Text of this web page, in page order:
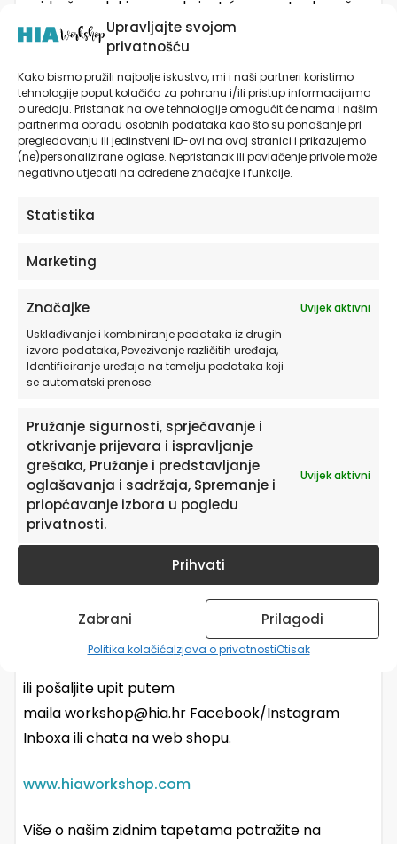
Upravljajte svojom
privatnošću
Kako bismo pružili najbolje iskustvo, mi i naši partneri koristimo
tehnologije poput kolačića za pohranu i/ili pristup informacijama
o uređaju. Pristanak na ove tehnologije omogućit će nama i našim
partnerima obradu osobnih podataka kao što su ponašanje pri
pregledavanju ili jedinstveni ID-ovi na ovoj stranici i prikazujemo
(ne)personalizirane oglase. Nepristanak ili povlačenje privole može
negativno utjecati na određene značajke i funkcije.
Statistika
Marketing
Značajke
Uvijek aktivni
Usklađivanje i kombiniranje podataka iz drugih
izvora podataka, Povezivanje različitih uređaja,
Identificiranje uređaja na temelju podataka koji
se automatski prenose.
Pružanje sigurnosti, sprječavanje i
otkrivanje prijevara i ispravljanje
grešaka, Pružanje i predstavljanje
oglašavanja i sadržaja, Spremanje i
priopćavanje izbora u pogledu
privatnosti.
Uvijek aktivni
Prihvati
Zabrani Prilagodi
Politika kolačićaIzjava o privatnostiOtisak
najdražom dekicom pobrinut će se za to da vaše
dijete lakše pređe u vlastitu sobu. Osim toga, može
u njoj beskrajno uživati!
Osim toga, zidne naljepnice za dječju sobu ili dječje
tapete ne moraju biti samo dekorativne. One u
sebi mogu sadržavati i edukativni element, poput
karte svijeta. Mogu biti i ultra zabavne ako
boja, kad kupujete dekorativne dječje tapete ili
naljepnice obratite pažnju na to da su prigodne za
postavljanje u dječjim sobama. Provjerite da ne
sadrže nikakve štetne kemikalije.
Postoje mnogi čimbenici koji mogu utjecati na
spavanje vašeg djeteta. Jedan od najlakših za
Osim pridavanja pažnje uređenju dječje sobe,
pobrinite se za to da njihova sobica bude mračna i
tiha, te da u njoj nije pretoplo.
Bez obzira na to jeste li vlasnik svog stana ili ste u
najmu, možda ćete oklijevati opremiti dječju sobu
trajnijim ukrasima. Djeca brzo rastu i mijenjanju
dječje naljepnice za zid idealna opcija.
ili pošaljite upit putem
maila workshop@hia.hr Facebook/Instagram
Inboxa ili chata na web shopu.
www.hiaworkshop.com
Više o našim zidnim tapetama potražite na